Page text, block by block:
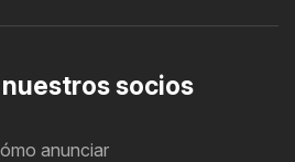
socios
anunciar